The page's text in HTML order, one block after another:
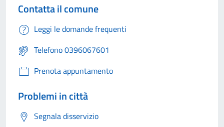
Contatta il comune
Leggi le domande frequenti
Telefono 0396067601
Prenota appuntamento
Problemi in città
Segnala disservizio